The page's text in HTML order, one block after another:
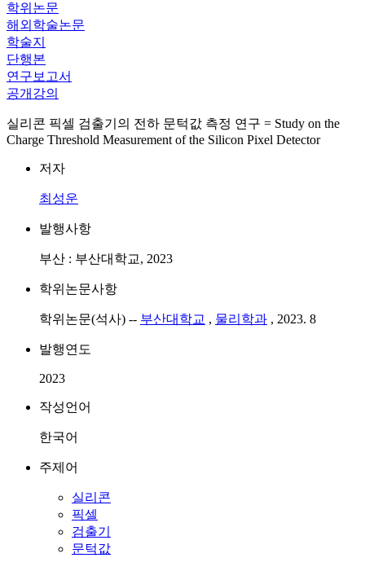
학위논문
해외학술논문
학술지
단행본
연구보고서
공개강의
실리콘 픽셀 검출기의 전하 문턱값 측정 연구 = Study on the
Charge Threshold Measurement of the Silicon Pixel Detector
저자
최성운
발행사항
부산 : 부산대학교, 2023
학위논문사항
학위논문(석사) -- 부산대학교 , 물리학과 , 2023. 8
발행연도
2023
작성언어
한국어
주제어
실리콘
픽셀
검출기
문턱값